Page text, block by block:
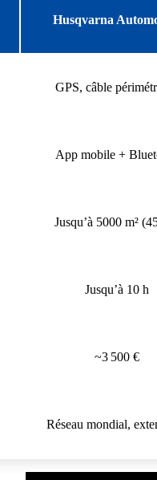
Husqvarna
GPS, câble
App mobile +
Jusqu’à 5000 m²
Jusqu’à 10 h
~3 500 €
Réseau mondial,